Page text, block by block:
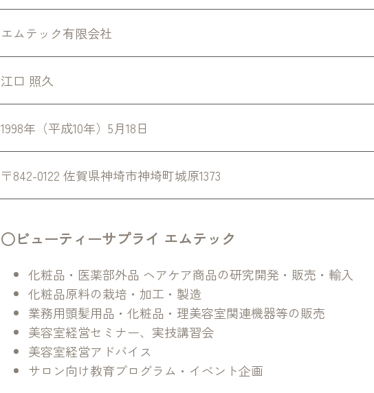
エムテック有限会社
江口 照久
1998年（平成10年）5月18日
〒842-0122 佐賀県神埼市神埼町城原1373
○ビューティーサプライ エムテック
化粧品・医薬部外品 ヘアケア商品の研究開発・販売・輸入
化粧品原料の栽培・加工・製造
業務用頭髪用品・化粧品・理美容室関連機器等の販売
美容室経営セミナー、実技講習会
美容室経営アドバイス
サロン向け教育プログラム・イベント企画